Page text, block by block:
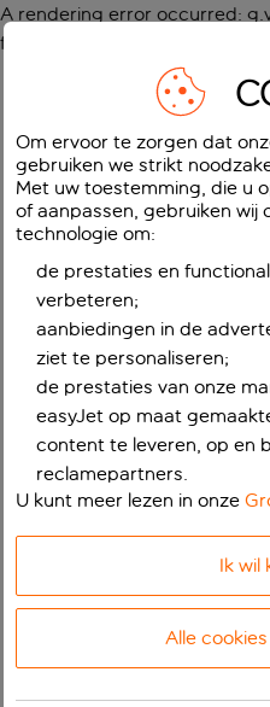
A rendering error occurred:
function
Om ervoor te zorgen dat
gebruiken we strikt
Met uw toestemming, die u
of aanpassen, gebruiken wij
technologie om:
de prestaties en
verbeteren;
aanbiedingen in de
ziet te personaliseren;
de prestaties van onze
easyJet op maat
content te leveren, op en
reclamepartners.
U kunt meer lezen in onze
Ik wil
Alle